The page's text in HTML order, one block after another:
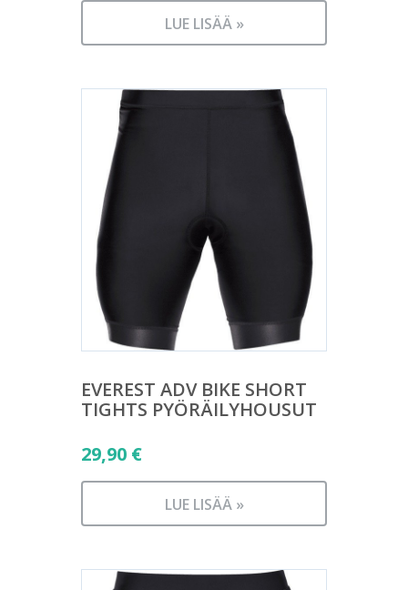
LUE LISÄÄ »
EVEREST ADV BIKE SHORT
TIGHTS PYÖRÄILYHOUSUT
29,90 €
LUE LISÄÄ »